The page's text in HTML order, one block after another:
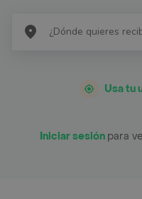
Usa tu
Iniciar sesión para